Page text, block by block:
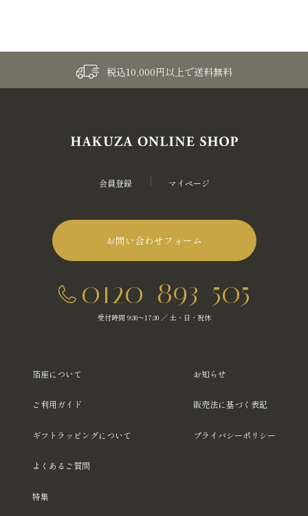
税込10,000円以上で送料無料
会員登録 マイページ
お問い合わせフォーム
0120-893-505
受付時間 9:30～17:30 ／ 土・日・祝休
箔座について
ご利用ガイド
ギフトラッピングについて
よくあるご質問
特集
お知らせ
販売法に基づく表記
プライバシーポリシー